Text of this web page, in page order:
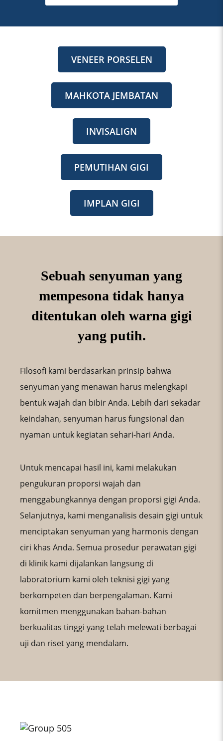
VENEER PORSELEN
MAHKOTA JEMBATAN
INVISALIGN
PEMUTIHAN GIGI
IMPLAN GIGI
Sebuah senyuman yang
mempesona tidak hanya
ditentukan oleh warna gigi
yang putih.
Filosofi kami berdasarkan prinsip bahwa
senyuman yang menawan harus melengkapi
bentuk wajah dan bibir Anda. Lebih dari sekadar
keindahan, senyuman harus fungsional dan
nyaman untuk kegiatan sehari-hari Anda.
Untuk mencapai hasil ini, kami melakukan
pengukuran proporsi wajah dan
menggabungkannya dengan proporsi gigi Anda.
Selanjutnya, kami menganalisis desain gigi untuk
menciptakan senyuman yang harmonis dengan
ciri khas Anda. Semua prosedur perawatan gigi
di klinik kami dijalankan langsung di
laboratorium kami oleh teknisi gigi yang
berkompeten dan berpengalaman. Kami
komitmen menggunakan bahan-bahan
berkualitas tinggi yang telah melewati berbagai
uji dan riset yang mendalam.